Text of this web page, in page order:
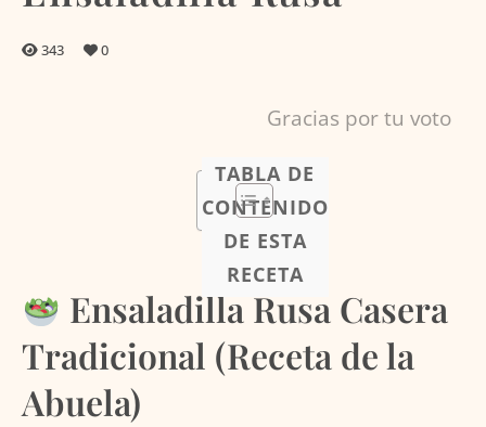
343 0
Gracias por tu voto
TABLA DE
CONTENIDO
DE ESTA
RECETA
Ensaladilla Rusa Casera
Tradicional (Receta de la
Abuela)